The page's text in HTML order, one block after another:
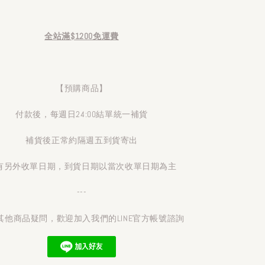
全站滿$1200免運費
【預購商品】
付款後，每週日24:00結單統一補貨
補貨後正常約隔週五到貨寄出
另外收單日期，到貨日期以當次收單日期為主
---
他商品疑問，歡迎加入我們的LINE官方帳號諮詢